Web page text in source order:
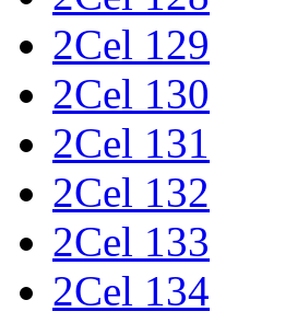
2Cel 129
2Cel 130
2Cel 131
2Cel 132
2Cel 133
2Cel 134